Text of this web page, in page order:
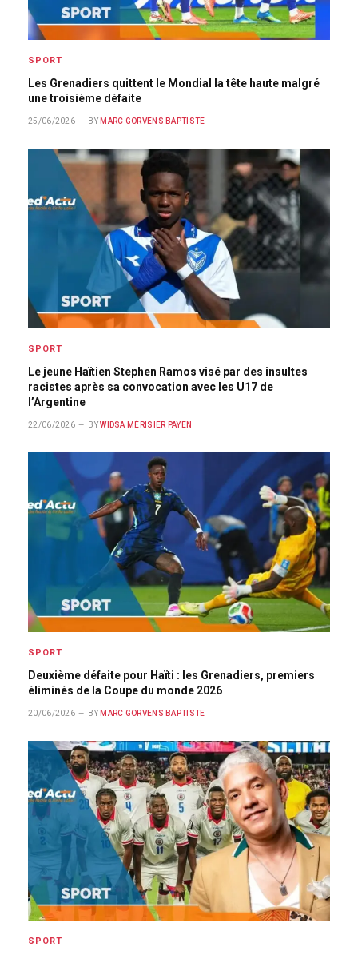
SPORT
Les Grenadiers quittent le Mondial la tête haute malgré
une troisième défaite
25/06/2026 BY MARC GORVENS BAPTISTE
SPORT
Le jeune Haïtien Stephen Ramos visé par des insultes
racistes après sa convocation avec les U17 de
l’Argentine
22/06/2026 BY WIDSA MÉRISIER PAYEN
SPORT
Deuxième défaite pour Haïti : les Grenadiers, premiers
éliminés de la Coupe du monde 2026
20/06/2026 BY MARC GORVENS BAPTISTE
SPORT